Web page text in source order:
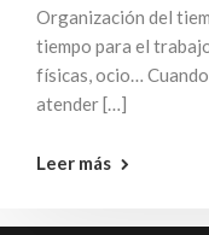
Organización del
tiempo para el
físicas, ocio…
atender […]
Leer más